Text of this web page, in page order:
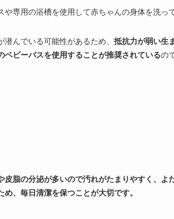
専用の浴槽を使用して赤ちゃんの身体を洗っ
んでいる可能性があるため、 抵抗力が弱い生
ベビーバスを使用することが推奨されているの
皮脂の分泌が多いので汚れがたまりやすく、よ
、毎日清潔を保つことが大切です。